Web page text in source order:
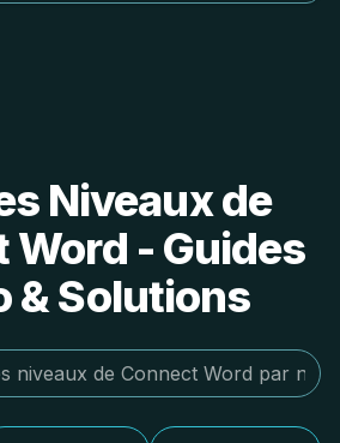
Niveaux de
Word - Guides
& Solutions